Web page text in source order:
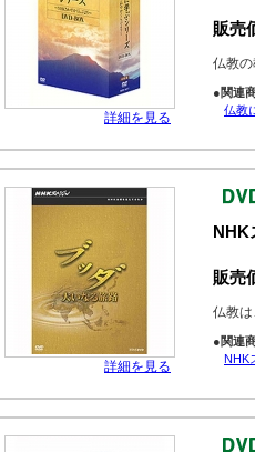
詳細を見る
販売
仏教の
●関連
仏教
詳細を見る
NHK
販売
仏教
●関連
NHK